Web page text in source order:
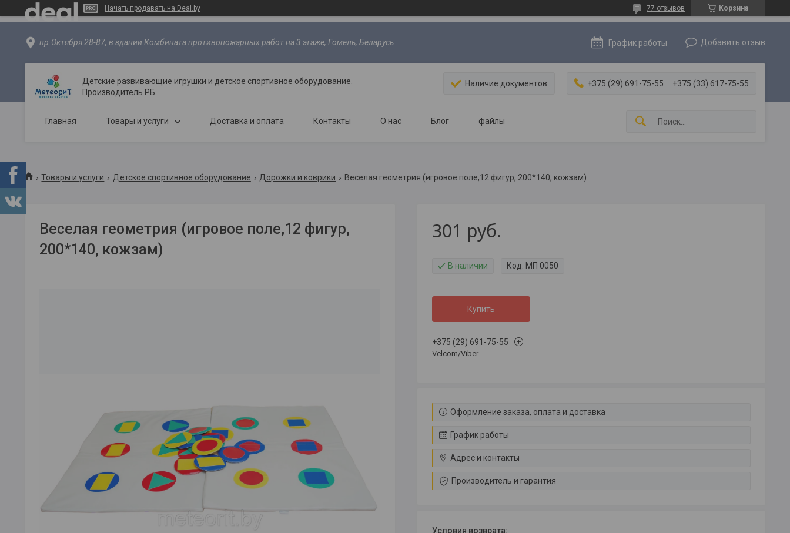
Начать продавать на Deal.by Корзина
77 отзывов
пр.Октября 28-87, в здании Комбината противопожарных работ на 3 этаже, Гомель, Беларусь График работы Добавить отзыв
Детские развивающие игрушки и детское спортивное оборудование.
Производитель РБ.
Наличие документов +375 (29) 691-75-55 +375 (33) 617-75-55
Главная Товары и услуги Доставка и оплата Контакты О нас Блог файлы
Товары и услуги Детское спортивное оборудование Дорожки и коврики Веселая геометрия (игровое поле,12 фигур, 200*140, кожзам)
Веселая геометрия (игровое поле,12 фигур,
200*140, кожзам)
301 руб.
В наличии Код: МП 0050
Купить
+375 (29) 691-75-55
Velcom/Viber
Оформление заказа, оплата и доставка
График работы
Адрес и контакты
Производитель и гарантия